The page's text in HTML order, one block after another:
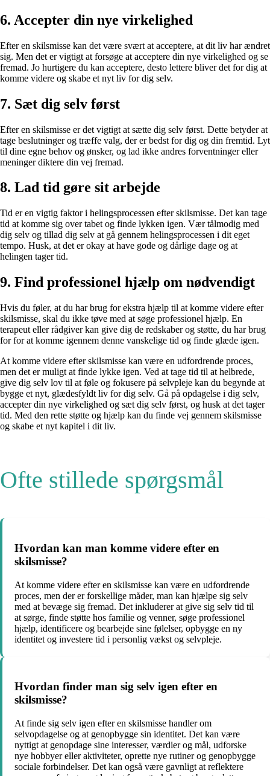
6. Accepter din nye virkelighed
Efter en skilsmisse kan det være svært at acceptere, at dit liv har ændret
sig. Men det er vigtigt at forsøge at acceptere din nye virkelighed og se
fremad. Jo hurtigere du kan acceptere, desto lettere bliver det for dig at
komme videre og skabe et nyt liv for dig selv.
7. Sæt dig selv først
Efter en skilsmisse er det vigtigt at sætte dig selv først. Dette betyder at
tage beslutninger og træffe valg, der er bedst for dig og din fremtid. Lyt
til dine egne behov og ønsker, og lad ikke andres forventninger eller
meninger diktere din vej fremad.
8. Lad tid gøre sit arbejde
Tid er en vigtig faktor i helingsprocessen efter skilsmisse. Det kan tage
tid at komme sig over tabet og finde lykken igen. Vær tålmodig med
dig selv og tillad dig selv at gå gennem helingsprocessen i dit eget
tempo. Husk, at det er okay at have gode og dårlige dage og at
helingen tager tid.
9. Find professionel hjælp om nødvendigt
Hvis du føler, at du har brug for ekstra hjælp til at komme videre efter
skilsmisse, skal du ikke tøve med at søge professionel hjælp. En
terapeut eller rådgiver kan give dig de redskaber og støtte, du har brug
for for at komme igennem denne vanskelige tid og finde glæde igen.
At komme videre efter skilsmisse kan være en udfordrende proces,
men det er muligt at finde lykke igen. Ved at tage tid til at helbrede,
give dig selv lov til at føle og fokusere på selvpleje kan du begynde at
bygge et nyt, glædesfyldt liv for dig selv. Gå på opdagelse i dig selv,
accepter din nye virkelighed og sæt dig selv først, og husk at det tager
tid. Med den rette støtte og hjælp kan du finde vej gennem skilsmisse
og skabe et nyt kapitel i dit liv.
Ofte stillede spørgsmål
Hvordan kan man komme videre efter en
skilsmisse?
At komme videre efter en skilsmisse kan være en udfordrende
proces, men der er forskellige måder, man kan hjælpe sig selv
med at bevæge sig fremad. Det inkluderer at give sig selv tid til
at sørge, finde støtte hos familie og venner, søge professionel
hjælp, identificere og bearbejde sine følelser, opbygge en ny
identitet og investere tid i personlig vækst og selvpleje.
Hvordan finder man sig selv igen efter en
skilsmisse?
At finde sig selv igen efter en skilsmisse handler om
selvopdagelse og at genopbygge sin identitet. Det kan være
nyttigt at genopdage sine interesser, værdier og mål, udforske
nye hobbyer eller aktiviteter, oprette nye rutiner og genopbygge
sociale forbindelser. Det kan også være gavnligt at reflektere